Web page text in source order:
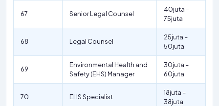
67 Senior Legal Counsel
40juta –
75juta
68 Legal Counsel
25juta –
50juta
69
Environmental Health and
Safety (EHS) Manager
30juta –
60juta
70 EHS Specialist
18juta –
38juta